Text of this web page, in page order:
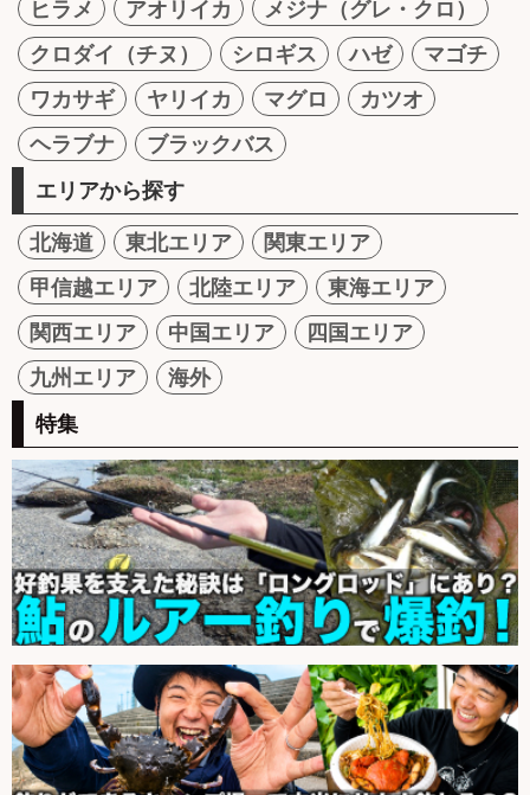
ヒラメ
アオリイカ
メジナ（グレ・クロ）
クロダイ（チヌ）
シロギス ハゼ
マゴチ
ワカサギ
ヤリイカ マグロ
カツオ
ヘラブナ
ブラックバス
エリアから探す
北海道 東北エリア
関東エリア
甲信越エリア
北陸エリア
東海エリア
関西エリア
中国エリア
四国エリア
九州エリア
海外
特集